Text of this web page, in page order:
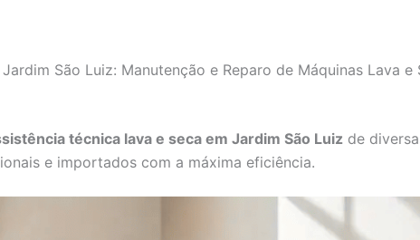
São Luiz: Manutenção e Reparo de Máquinas Lava e
técnica lava e seca em Jardim São Luiz de
e importados com a máxima eficiência.